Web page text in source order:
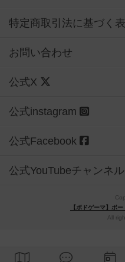
特定商取引法に基づく
お問い合わせ
公式X
公式instagram
公式Facebook
公式YouTubeチャンネル
【ボドゲーマ】ボ
All